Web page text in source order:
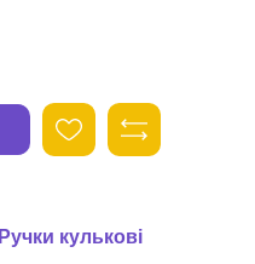
Ручки кулькові